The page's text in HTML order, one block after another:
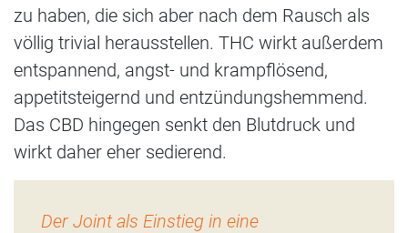
zu haben, die sich aber nach dem Rausch als
völlig trivial herausstellen. THC wirkt außerdem
entspannend, angst- und krampflösend,
appetitsteigernd und entzündungshemmend.
Das CBD hingegen senkt den Blutdruck und
wirkt daher eher sedierend.
Der Joint als Einstieg in eine